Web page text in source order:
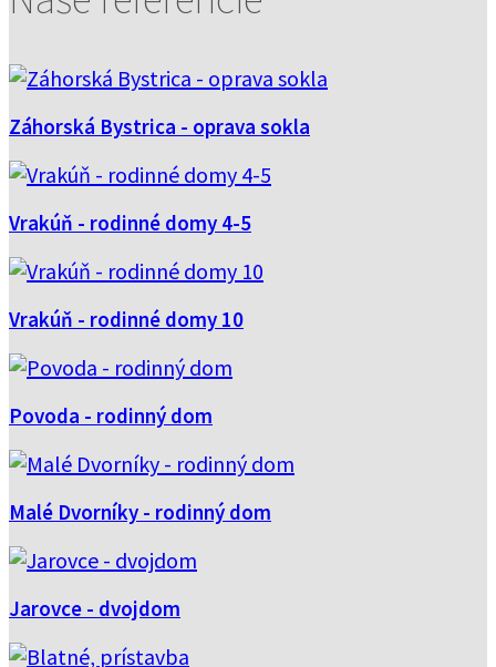
Záhorská Bystrica - oprava sokla
Vrakúň - rodinné domy 4-5
Vrakúň - rodinné domy 10
Povoda - rodinný dom
Malé Dvorníky - rodinný dom
Jarovce - dvojdom